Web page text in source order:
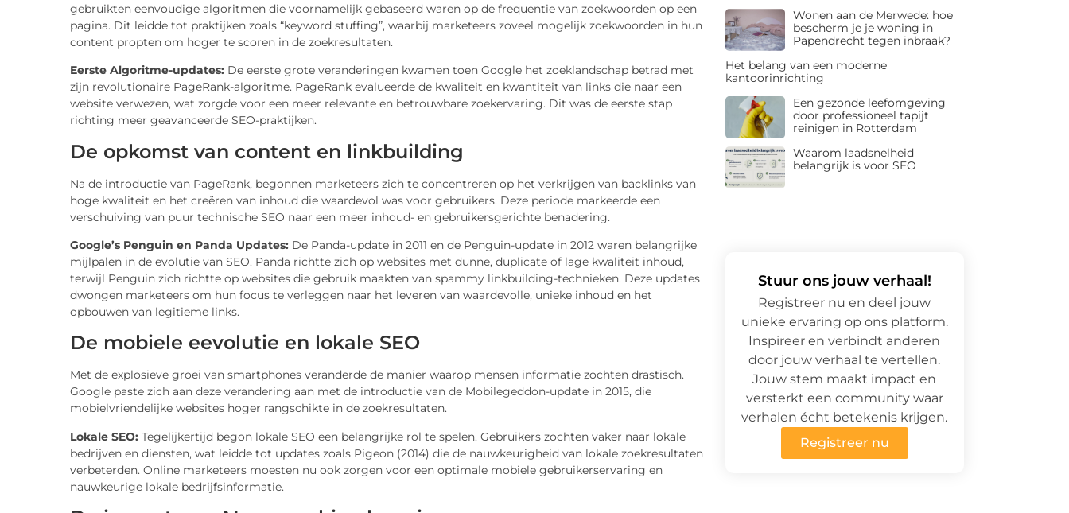
gebruikten eenvoudige algoritmen die voornamelijk gebaseerd waren op de frequentie van zoekwoorden op een
pagina. Dit leidde tot praktijken zoals “keyword stuffing”, waarbij marketeers zoveel mogelijk zoekwoorden in hun
content propten om hoger te scoren in de zoekresultaten.
Eerste Algoritme-updates: De eerste grote veranderingen kwamen toen Google het zoeklandschap betrad met
zijn revolutionaire PageRank-algoritme. PageRank evalueerde de kwaliteit en kwantiteit van links die naar een
website verwezen, wat zorgde voor een meer relevante en betrouwbare zoekervaring. Dit was de eerste stap
richting meer geavanceerde SEO-praktijken.
De opkomst van content en linkbuilding
Na de introductie van PageRank, begonnen marketeers zich te concentreren op het verkrijgen van backlinks van
hoge kwaliteit en het creëren van inhoud die waardevol was voor gebruikers. Deze periode markeerde een
verschuiving van puur technische SEO naar een meer inhoud- en gebruikersgerichte benadering.
Google’s Penguin en Panda Updates: De Panda-update in 2011 en de Penguin-update in 2012 waren belangrijke
mijlpalen in de evolutie van SEO. Panda richtte zich op websites met dunne, duplicate of lage kwaliteit inhoud,
terwijl Penguin zich richtte op websites die gebruik maakten van spammy linkbuilding-technieken. Deze updates
dwongen marketeers om hun focus te verleggen naar het leveren van waardevolle, unieke inhoud en het
opbouwen van legitieme links.
De mobiele eevolutie en lokale SEO
Met de explosieve groei van smartphones veranderde de manier waarop mensen informatie zochten drastisch.
Google paste zich aan deze verandering aan met de introductie van de Mobilegeddon-update in 2015, die
mobielvriendelijke websites hoger rangschikte in de zoekresultaten.
Lokale SEO: Tegelijkertijd begon lokale SEO een belangrijke rol te spelen. Gebruikers zochten vaker naar lokale
bedrijven en diensten, wat leidde tot updates zoals Pigeon (2014) die de nauwkeurigheid van lokale zoekresultaten
verbeterden. Online marketeers moesten nu ook zorgen voor een optimale mobiele gebruikerservaring en
nauwkeurige lokale bedrijfsinformatie.
Wonen aan de Merwede: hoe
bescherm je je woning in
Papendrecht tegen inbraak?
Het belang van een moderne
kantoorinrichting
Een gezonde leefomgeving
door professioneel tapijt
reinigen in Rotterdam
Waarom laadsnelheid
belangrijk is voor SEO
Stuur ons jouw verhaal!
Registreer nu en deel jouw
unieke ervaring op ons platform.
Inspireer en verbindt anderen
door jouw verhaal te vertellen.
Jouw stem maakt impact en
versterkt een community waar
verhalen écht betekenis krijgen.
Registreer nu